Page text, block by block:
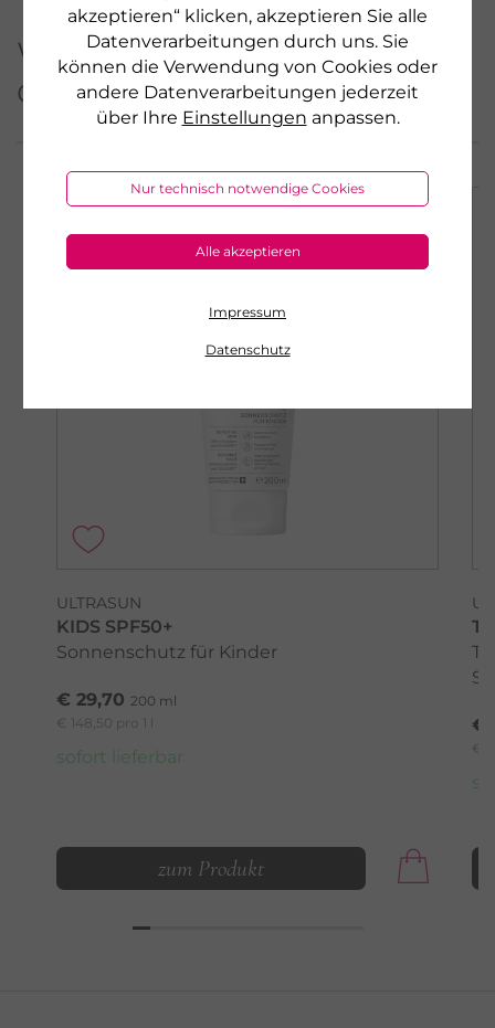
akzeptieren“ klicken, akzeptieren Sie alle
Datenverarbeitungen durch uns. Sie
können die Verwendung von Cookies oder
andere Datenverarbeitungen jederzeit
über Ihre Einstellungen anpassen.
Nur technisch notwendige Cookies
Alle akzeptieren
Impressum
Datenschutz
Weitere Produkte aus
dieser Serie
AKTION
ULTRASUN
KIDS SPF50+
Sonnenschutz für Kinder
€ 29,70 200 ml
€ 148,50 pro 1 l
sofort lieferbar
zum Produkt
€
€